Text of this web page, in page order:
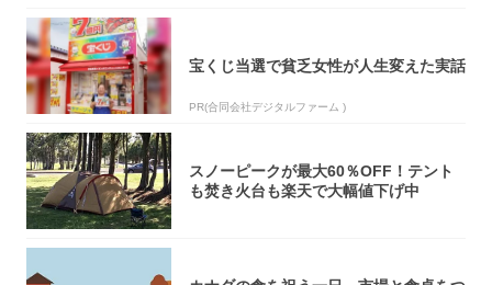
宝くじ当選で貧乏女性が人生変えた実話
PR(合同会社デジタルファーム )
スノーピークが最大60％OFF！テント
も焚き火台も楽天で大幅値下げ中